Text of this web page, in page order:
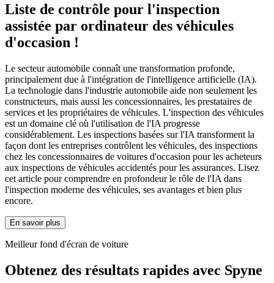
Liste de contrôle pour l'inspection
assistée par ordinateur des véhicules
d'occasion !
Le secteur automobile connaît une transformation profonde,
principalement due à l'intégration de l'intelligence artificielle (IA).
La technologie dans l'industrie automobile aide non seulement les
constructeurs, mais aussi les concessionnaires, les prestataires de
services et les propriétaires de véhicules. L'inspection des véhicules
est un domaine clé où l'utilisation de l'IA progresse
considérablement. Les inspections basées sur l'IA transforment la
façon dont les entreprises contrôlent les véhicules, des inspections
chez les concessionnaires de voitures d'occasion pour les acheteurs
aux inspections de véhicules accidentés pour les assurances. Lisez
cet article pour comprendre en profondeur le rôle de l'IA dans
l'inspection moderne des véhicules, ses avantages et bien plus
encore.
En savoir plus
Meilleur fond d'écran de voiture
Obtenez des résultats rapides avec Spyne